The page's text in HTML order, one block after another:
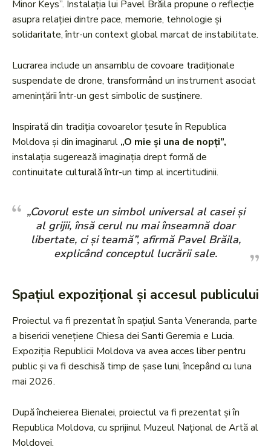
Minor Keys”. Instalația lui Pavel Brăila propune o reflecție
asupra relației dintre pace, memorie, tehnologie și
solidaritate, într-un context global marcat de instabilitate.
Lucrarea include un ansamblu de covoare tradiționale
suspendate de drone, transformând un instrument asociat
amenințării într-un gest simbolic de susținere.
Inspirată din tradiția covoarelor țesute în Republica
Moldova și din imaginarul „O mie și una de nopți”,
instalația sugerează imaginația drept formă de
continuitate culturală într-un timp al incertitudinii.
„Covorul este un simbol universal al casei și
al grijii, însă cerul nu mai înseamnă doar
libertate, ci și teamă”, afirmă Pavel Brăila,
explicând conceptul lucrării sale.
Spațiul expozițional și accesul publicului
Proiectul va fi prezentat în spațiul Santa Veneranda, parte
a bisericii venețiene Chiesa dei Santi Geremia e Lucia.
Expoziția Republicii Moldova va avea acces liber pentru
public și va fi deschisă timp de șase luni, începând cu luna
mai 2026.
După încheierea Bienalei, proiectul va fi prezentat și în
Republica Moldova, cu sprijinul Muzeul Național de Artă al
Moldovei.